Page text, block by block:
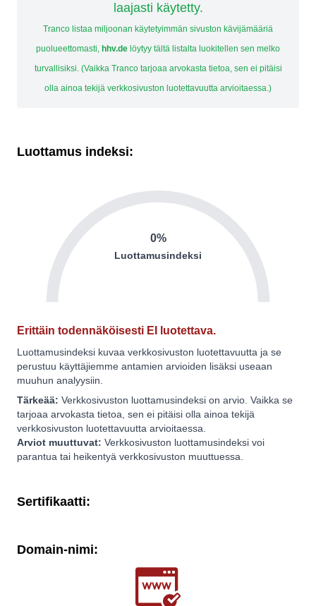
laajasti käytetty.
Tranco listaa miljoonan käytetyimmän sivuston kävijämääriä
puolueettomasti, hhv.de löytyy tältä listalta luokitellen sen melko
turvallisiksi. (Vaikka Tranco tarjoaa arvokasta tietoa, sen ei pitäisi
olla ainoa tekijä verkkosivuston luotettavuutta arvioitaessa.)
Luottamus indeksi:
0%
Luottamusindeksi
Erittäin todennäköisesti EI luotettava.
Luottamusindeksi kuvaa verkkosivuston luotettavuutta ja se
perustuu käyttäjiemme antamien arvioiden lisäksi useaan
muuhun analyysiin.
Tärkeää: Verkkosivuston luottamusindeksi on arvio. Vaikka se
tarjoaa arvokasta tietoa, sen ei pitäisi olla ainoa tekijä
verkkosivuston luotettavuutta arvioitaessa.
Arviot muuttuvat: Verkkosivuston luottamusindeksi voi
parantua tai heikentyä verkkosivuston muuttuessa.
Sertifikaatti:
Domain-nimi: